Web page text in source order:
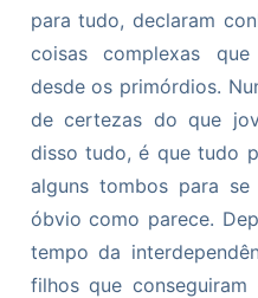
para tudo, declaram
coisas complexas
desde os primórdios.
de certezas do que
disso tudo, é que tudo
alguns tombos para
óbvio como parece.
tempo da
filhos que conseguiram